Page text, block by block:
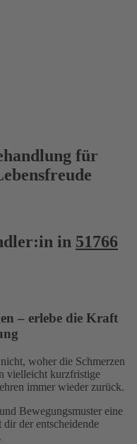
für
in 51766
– erlebe die Kraft
woher die Schmerzen
vielleicht kurzfristige
immer wieder zurück.
Bewegungsmuster eine
der entscheidende